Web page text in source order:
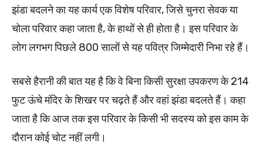
झंडा बदलने का यह कार्य एक विशेष परिवार, जिसे चुनरा सेवक या
चोला परिवार कहा जाता है, के हाथों से ही होता है। इस परिवार के
लोग लगभग पिछले 800 सालों से यह पवित्र जिम्मेदारी निभा रहे हैं।
सबसे हैरानी की बात यह है कि वे बिना किसी सुरक्षा उपकरण के 214
फुट ऊंचे मंदिर के शिखर पर चढ़ते हैं और वहां झंडा बदलते हैं। कहा
जाता है कि आज तक इस परिवार के किसी भी सदस्य को इस काम के
दौरान कोई चोट नहीं लगी।